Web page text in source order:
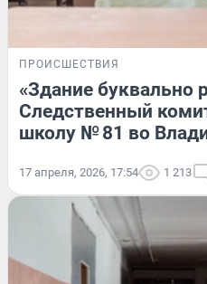
ПРОИСШЕСТВИЯ
«Здание буквально
Следственный
школу № 81 во
17 апреля, 2026, 17:54 1 213